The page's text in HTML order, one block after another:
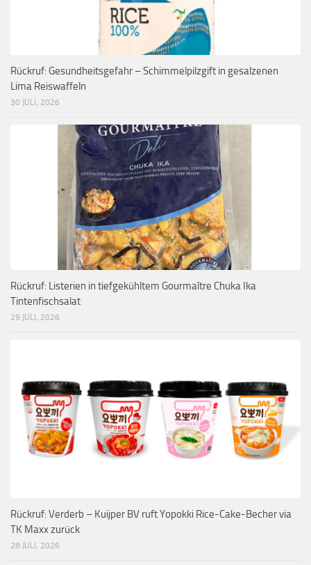
Rückruf: Gesundheitsgefahr – Schimmelpilzgift in gesalzenen
Lima Reiswaffeln
30 JULI, 2026
Rückruf: Listerien in tiefgekühltem Gourmaître Chuka Ika
Tintenfischsalat
29 JULI, 2026
Rückruf: Verderb – Kuijper BV ruft Yopokki Rice-Cake-Becher via
TK Maxx zurück
28 JULI, 2026